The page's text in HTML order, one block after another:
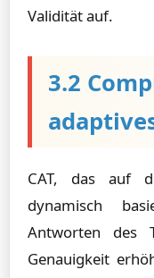
Validität auf.
3.2
CAT, das auf
dynamisch
Antworten des
Genauigkeit